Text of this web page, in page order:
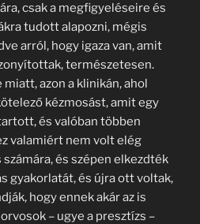
csak a megfigyeléseire és
tudott alapozni, mégis
arról, hogy igaza van, amit
természetesen.
azon a klinikán, ahol
kézmosást, amit egy
és valóban többen
valamiért nem volt elég
és szépen elkezdték
gyakorlatát, és újra ott voltak,
hogy ennek akár az is
– ugye a presztízs –